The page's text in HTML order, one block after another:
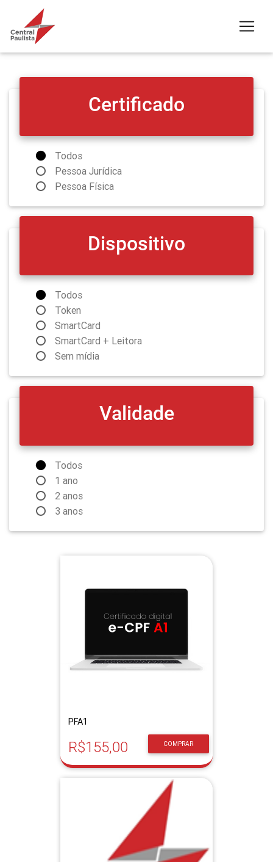
Certificado
Todos
Pessoa Jurídica
Pessoa Física
Dispositivo
Todos
Token
SmartCard
SmartCard + Leitora
Sem mídia
Validade
Todos
1 ano
2 anos
3 anos
PFA1
COMPRAR
R$155,00